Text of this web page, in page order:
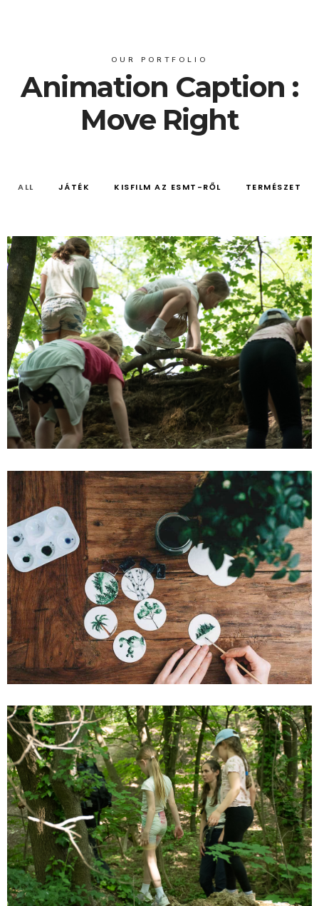
OUR PORTFOLIO
Animation Caption :
Move Right
ALL JÁTÉK KISFILM AZ ESMT-RŐL TERMÉSZET